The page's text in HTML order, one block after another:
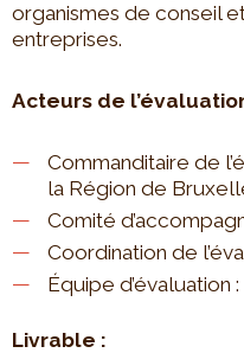
organismes de conseil
entreprises.
Acteurs de
Commanditaire de
la Région de
Comité
Coordination de
Équipe d’évaluation
Livrable :